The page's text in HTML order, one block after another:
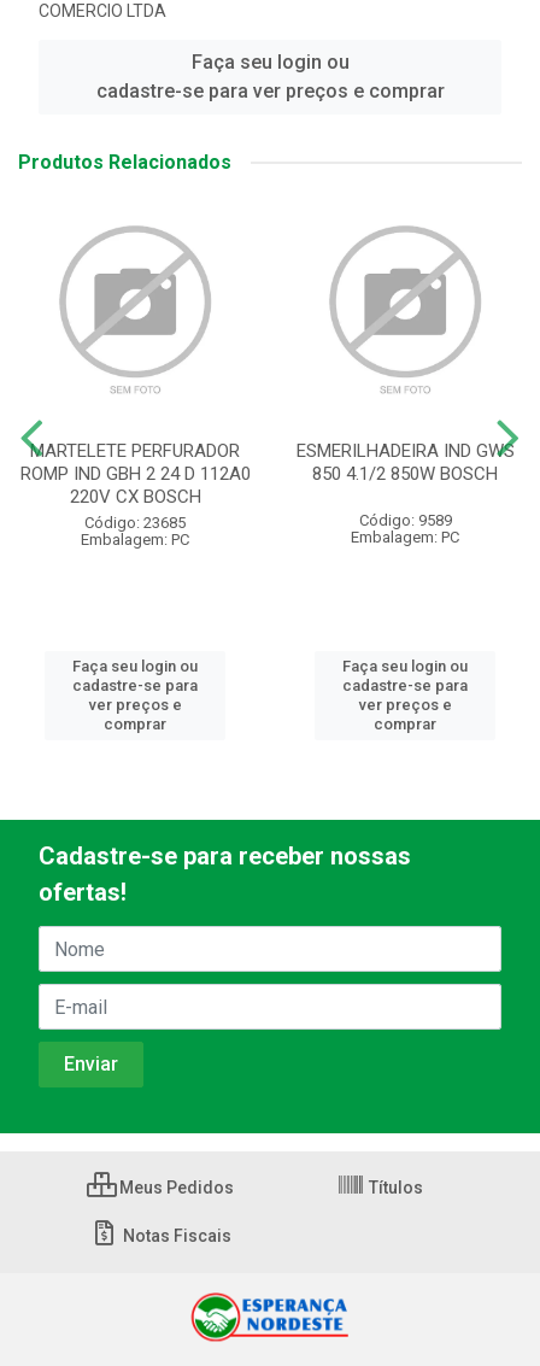
COMERCIO LTDA
Faça seu login ou
cadastre-se para ver preços e comprar
Produtos Relacionados
MARTELETE PERFURADOR
ROMP IND GBH 2 24 D 112A0
220V CX BOSCH
Código: 23685
Embalagem: PC
Faça seu login ou
cadastre-se para
ver preços e
comprar
ESMERILHADEIRA IND GWS
850 4.1/2 850W BOSCH
Código: 9589
Embalagem: PC
Faça seu login ou
cadastre-se para
ver preços e
comprar
Cadastre-se para receber nossas
ofertas!
Meus Pedidos Títulos
Notas Fiscais